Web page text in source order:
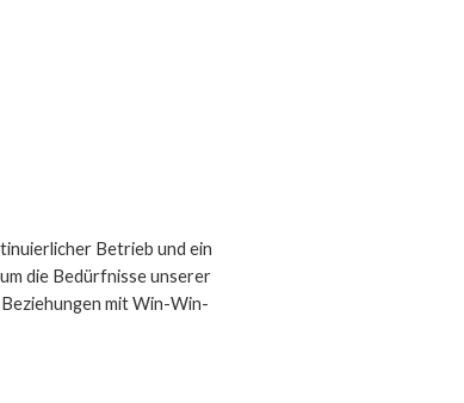
Betrieb und ein
die Bedürfnisse unserer
mit Win-Win-